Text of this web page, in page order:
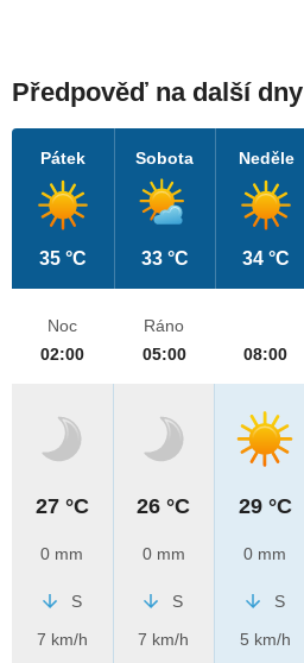
Předpověď na další dny
Pátek
35 °C
Sobota
33 °C
Neděle
34 °C
Noc
02:00
27 °C
0 mm
S
7 km/h
Ráno
05:00
26 °C
0 mm
S
7 km/h
08:00
29 °C
0 mm
S
5 km/h